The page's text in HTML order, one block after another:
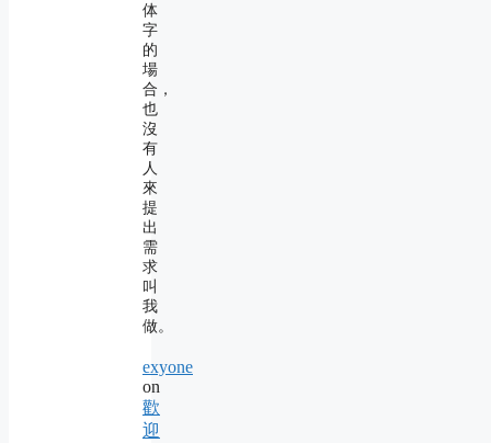
体
字
的
場
合，
也
沒
有
人
來
提
出
需
求
叫
我
做。
exyone
on
歡
迎